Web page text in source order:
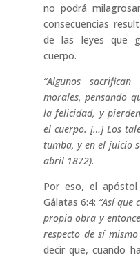
no podrá
consecuencias
de las leyes que
cuerpo.
“Algunos
morales, pensando
la felicidad, y
el cuerpo. […] Los
tumba, y en el juicio
abril 1872).
Por eso, el
Gálatas 6:4: “Así que
propia obra y
respecto de sí
decir que, cuando